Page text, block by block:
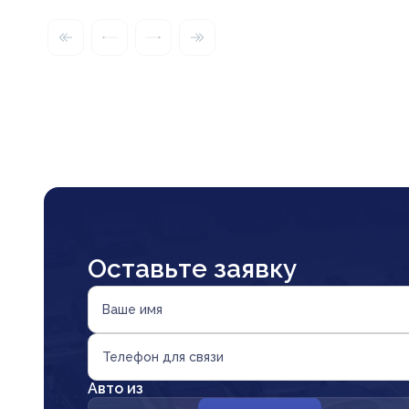
Оставьте заявку
Ваше имя
Телефон для связи
Авто из